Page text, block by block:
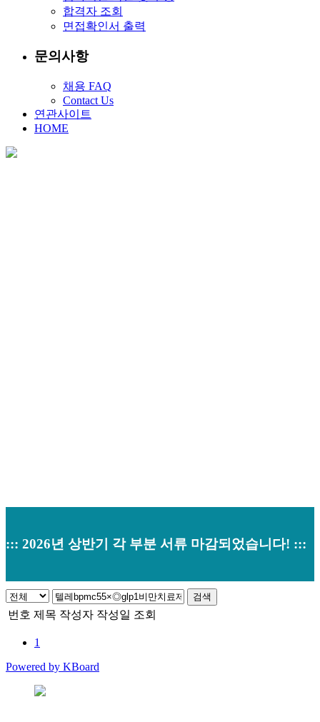
합격자 조회
면접확인서 출력
문의사항
채용 FAQ
Contact Us
연관사이트
HOME
::: 2026년 상반기 각 부분 서류 마감되었습니다! :::
검색
번호 제목 작성자 작성일 조회
1
Powered by KBoard